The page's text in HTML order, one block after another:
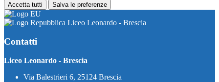
Accetta tutti Salva le preferenze
Liceo Leonardo - Brescia
Contatti
Liceo Leonardo - Brescia
Via Balestrieri 6, 25124 Brescia